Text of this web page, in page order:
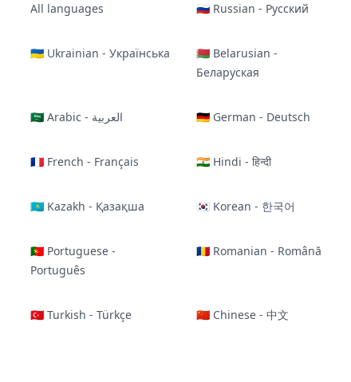
All languages 🇷🇺 Russian - Русский
🇺🇦 Ukrainian - Українська
🇧🇾 Belarusian -
Беларуская
🇸🇦 Arabic - العربية 🇩🇪 German - Deutsch
🇫🇷 French - Français 🇮🇳 Hindi - हिन्दी
🇰🇿 Kazakh - Қазақша 🇰🇷 Korean - 한국어
🇵🇹 Portuguese -
Português
🇷🇴 Romanian - Română
🇹🇷 Turkish - Türkçe 🇨🇳 Chinese - 中文